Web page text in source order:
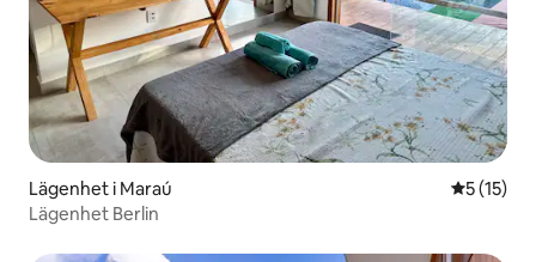
Lägenhet i Maraú 5 av 5 i
5 (15)
Lägenhet Berlin